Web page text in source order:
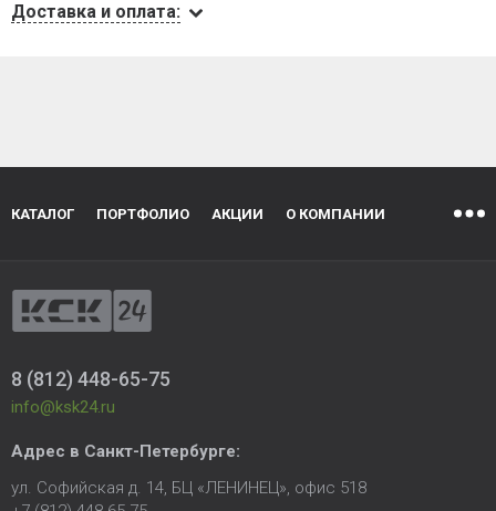
Доставка и оплата:
КАТАЛОГ ПОРТФОЛИО АКЦИИ О КОМПАНИИ
8 (812) 448-65-75
info@ksk24.ru
Адрес в Санкт-Петербурге:
ул. Софийская д. 14, БЦ «ЛЕНИНЕЦ», офис 518